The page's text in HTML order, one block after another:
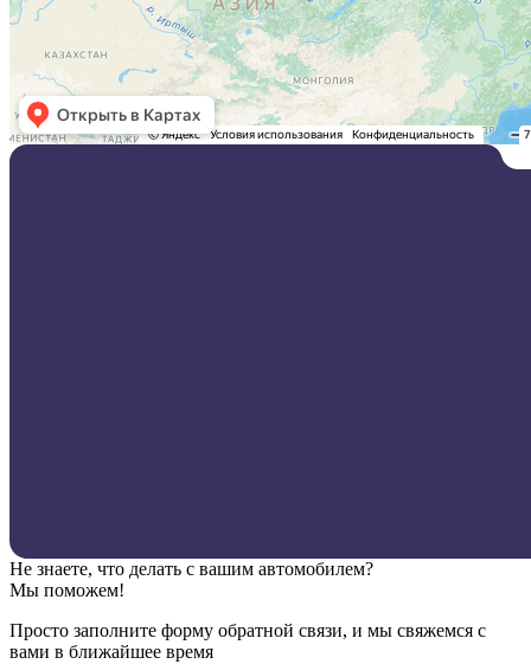
Не знаете, что делать с вашим автомобилем?
Мы поможем!
Просто заполните форму обратной связи, и мы свяжемся с
вами в ближайшее время